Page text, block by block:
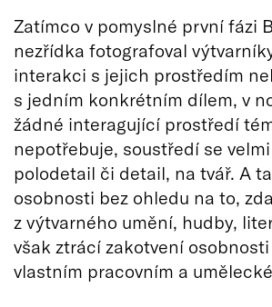
Zatímco v pomyslné první fázi
nezřídka fotografoval
interakci s jejich prostředím
s jedním konkrétním dílem, v
žádné interagující prostředí
nepotřebuje, soustředí se
polodetail či detail, na tvář. A
osobnosti bez ohledu na to,
z výtvarného umění, hudby,
však ztrácí zakotvení
vlastním pracovním a